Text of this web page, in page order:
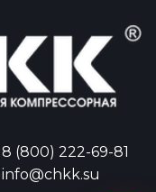
8 (800) 222-69-81
info@chkk.su